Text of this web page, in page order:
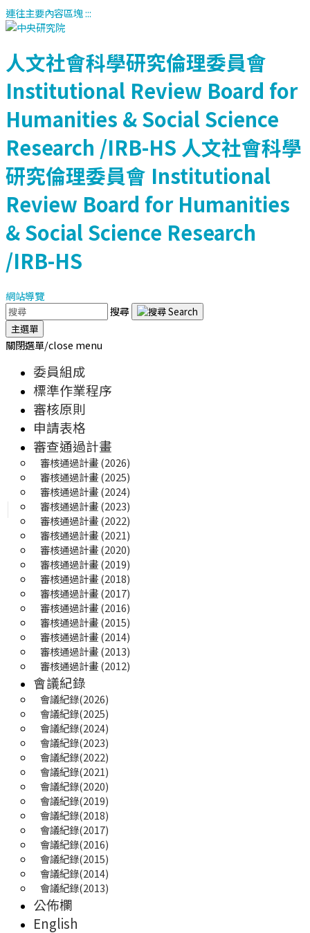
連往主要內容區塊:::
人文社會科學研究倫理委員會
Institutional Review Board for
Humanities & Social Science
Research /IRB-HS 人文社會科學
研究倫理委員會 Institutional
Review Board for Humanities
& Social Science Research
/IRB-HS
網站導覽
搜尋
主選單
關閉選單/close menu
委員組成
標準作業程序
審核原則
申請表格
審查通過計畫
審核通過計畫 (2026)
審核通過計畫 (2025)
審核通過計畫 (2024)
審核通過計畫 (2023)
審核通過計畫 (2022)
審核通過計畫 (2021)
審核通過計畫 (2020)
審核通過計畫 (2019)
審核通過計畫 (2018)
審核通過計畫 (2017)
審核通過計畫 (2016)
審核通過計畫 (2015)
審核通過計畫 (2014)
審核通過計畫 (2013)
審核通過計畫 (2012)
會議紀錄
會議紀錄(2026)
會議紀錄(2025)
會議紀錄(2024)
會議紀錄(2023)
會議紀錄(2022)
會議紀錄(2021)
會議紀錄(2020)
會議紀錄(2019)
會議紀錄(2018)
會議紀錄(2017)
會議紀錄(2016)
會議紀錄(2015)
會議紀錄(2014)
會議紀錄(2013)
公佈欄
English